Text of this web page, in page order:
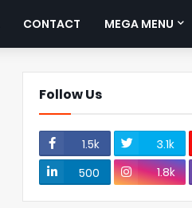
CONTACT MEGA MENU
Follow Us
1.5k 3.1k
500
1.8k